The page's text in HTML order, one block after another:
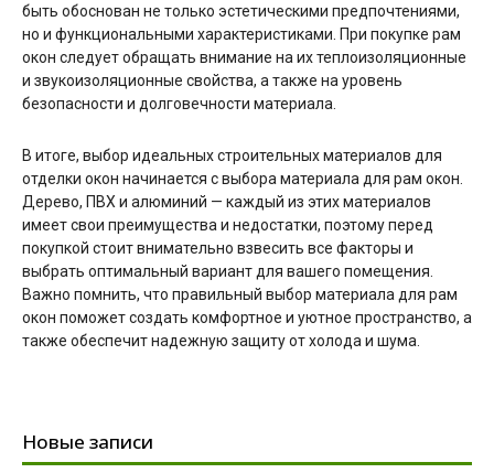
быть обоснован не только эстетическими предпочтениями,
но и функциональными характеристиками. При покупке рам
окон следует обращать внимание на их теплоизоляционные
и звукоизоляционные свойства, а также на уровень
безопасности и долговечности материала.
В итоге, выбор идеальных строительных материалов для
отделки окон начинается с выбора материала для рам окон.
Дерево, ПВХ и алюминий — каждый из этих материалов
имеет свои преимущества и недостатки, поэтому перед
покупкой стоит внимательно взвесить все факторы и
выбрать оптимальный вариант для вашего помещения.
Важно помнить, что правильный выбор материала для рам
окон поможет создать комфортное и уютное пространство, а
также обеспечит надежную защиту от холода и шума.
Новые записи